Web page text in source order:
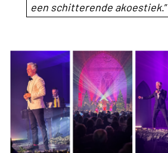
een schitterende akoestiek.”